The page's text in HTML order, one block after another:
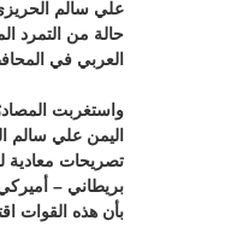
علي سالم
حالة من التمرد
العربي في
واستغربت
اليمن علي سالم
تصريحات معادية
بريطاني –
بأن هذه القوات